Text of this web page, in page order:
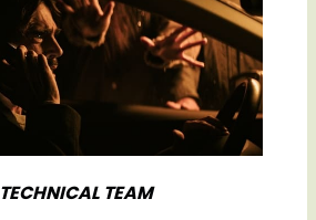
TECHNICAL TEAM